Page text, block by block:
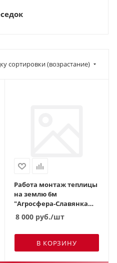
сортировки (возрастание)
Работа монтаж теплицы
на землю 6м
"Агросфера-Славянка
40*20"
8 000 руб./шт
В КОРЗИНУ